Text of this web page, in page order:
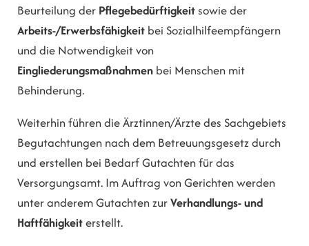
Beurteilung der Pflegebedürftigkeit sowie der
Arbeits-/Erwerbsfähigkeit bei Sozialhilfeempfängern
und die Notwendigkeit von
Eingliederungsmaßnahmen bei Menschen mit
Behinderung.
Weiterhin führen die Ärztinnen/Ärzte des Sachgebiets
Begutachtungen nach dem Betreuungsgesetz durch
und erstellen bei Bedarf Gutachten für das
Versorgungsamt. Im Auftrag von Gerichten werden
unter anderem Gutachten zurVerhandlungs- und
Haftfähigkeiterstellt.